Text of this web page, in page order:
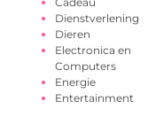
Dienstverlening
Dieren
Electronica en
Computers
Energie
Entertainment